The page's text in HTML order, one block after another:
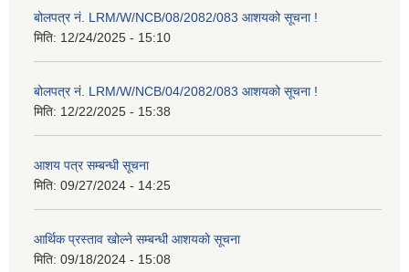
बोलपत्र नं. LRM/W/NCB/08/2082/083 आशयको सूचना !
मिति: 12/24/2025 - 15:10
बोलपत्र नं. LRM/W/NCB/04/2082/083 आशयको सूचना !
मिति: 12/22/2025 - 15:38
आशय पत्र सम्बन्धी सूचना
मिति: 09/27/2024 - 14:25
आर्थिक प्रस्ताव खोल्ने सम्बन्धी आशयको सूचना
मिति: 09/18/2024 - 15:08